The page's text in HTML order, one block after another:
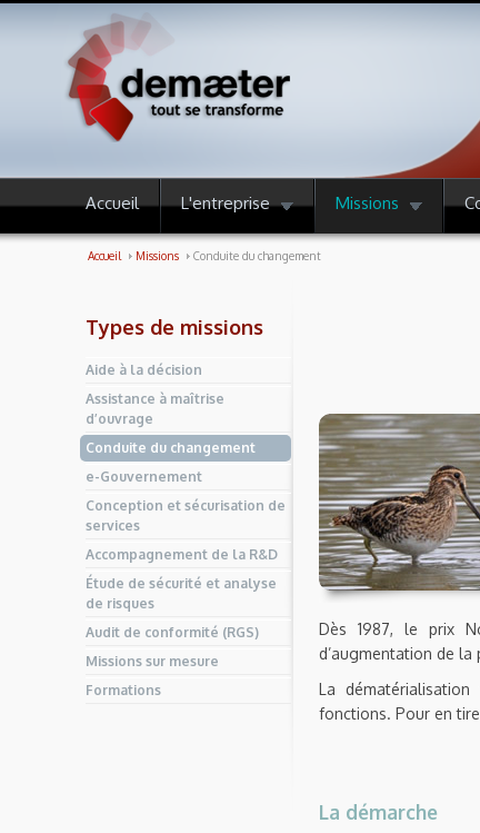
Accueil L'entreprise Missions
Accueil Missions Conduite du changement
Types de missions
Aide à la décision
Assistance à maîtrise
d’ouvrage
Conduite du changement
e-Gouvernement
Conception et sécurisation de
services
Accompagnement de la R&D
Étude de sécurité et analyse
de risques
Audit de conformité (RGS)
Missions sur mesure
Formations
Dès 1987, le prix
d’augmentation de
La
fonctions. Pour en
La démarche